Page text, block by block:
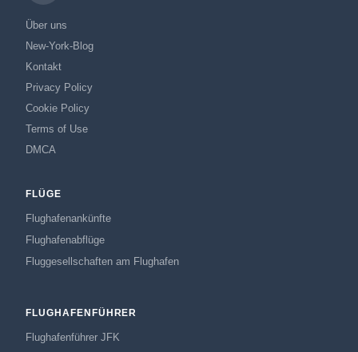
Über uns
New-York-Blog
Kontakt
Privacy Policy
Cookie Policy
Terms of Use
DMCA
FLÜGE
Flughafenankünfte
Flughafenabflüge
Fluggesellschaften am Flughafen
FLUGHAFENFÜHRER
Flughafenführer JFK